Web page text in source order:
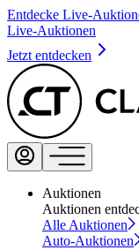
Entdecke Live-
Live-Auktionen
Jetzt entdecken
Auktionen
Auktionen
Alle Auktionen
Auto-Auktionen